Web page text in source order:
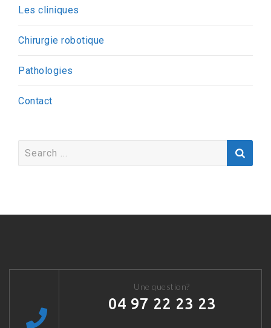
Les cliniques
Chirurgie robotique
Pathologies
Contact
Search
Une question?
04 97 22 23 23